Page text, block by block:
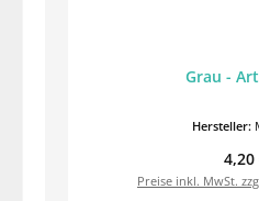
Grau -
Hersteller:
4,20
Preise inkl. MwSt.